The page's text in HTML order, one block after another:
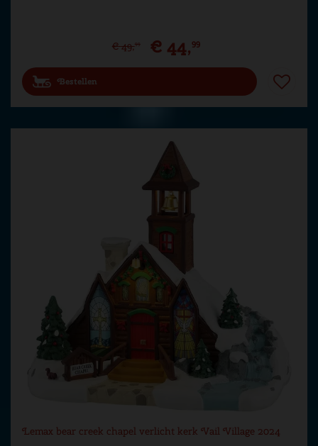
€ 49,99 € 44,99
Bestellen
Lemax bear creek chapel verlicht kerk Vail Village 2024